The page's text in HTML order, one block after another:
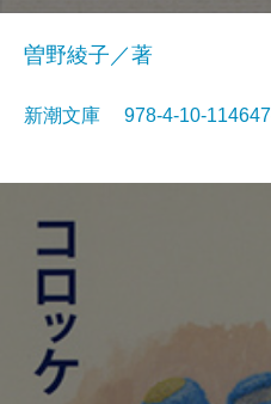
曽野綾子／著
新潮文庫 978-4-10-